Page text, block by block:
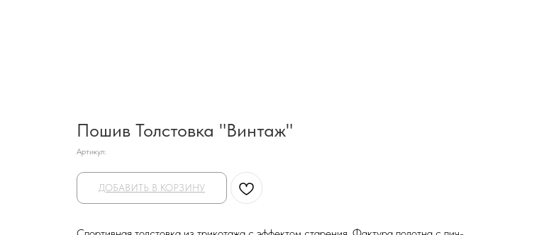
Пошив Толстовка "Винтаж"
Артикул:
ДОБАВИТЬ В КОРЗИНУ